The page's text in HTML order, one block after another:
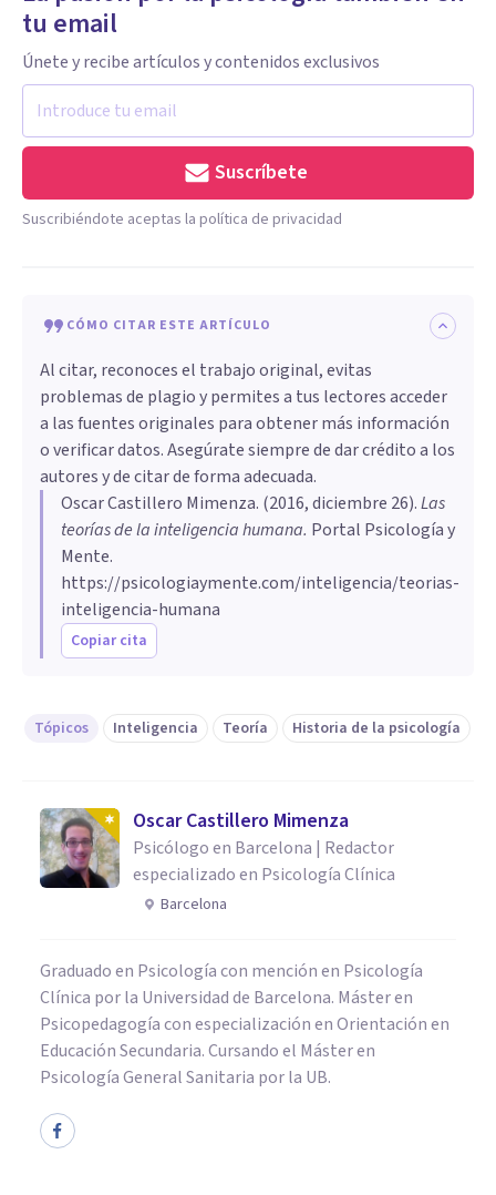
tu email
Únete y recibe artículos y contenidos exclusivos
Suscríbete
Suscribiéndote aceptas la política de privacidad
CÓMO CITAR ESTE ARTÍCULO
Al citar, reconoces el trabajo original, evitas
problemas de plagio y permites a tus lectores acceder
a las fuentes originales para obtener más información
o verificar datos. Asegúrate siempre de dar crédito a los
autores y de citar de forma adecuada.
Oscar Castillero Mimenza. (2016, diciembre 26).Las
teorías de la inteligencia humana. Portal Psicología y
Mente.
https://psicologiaymente.com/inteligencia/teorias-
inteligencia-humana
Copiar cita
Tópicos Inteligencia Teoría Historia de la psicología
Oscar Castillero Mimenza
Psicólogo en Barcelona | Redactor
especializado en Psicología Clínica
Barcelona
Graduado en Psicología con mención en Psicología
Clínica por la Universidad de Barcelona. Máster en
Psicopedagogía con especialización en Orientación en
Educación Secundaria. Cursando el Máster en
Psicología General Sanitaria por la UB.